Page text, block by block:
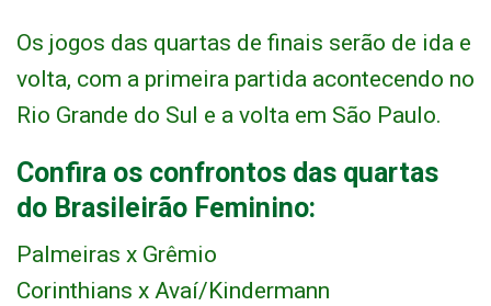
Os jogos das quartas de finais serão de ida e
volta, com a primeira partida acontecendo no
Rio Grande do Sul e a volta em São Paulo.
Confira os confrontos das quartas
do Brasileirão Feminino:
Palmeiras x Grêmio
Corinthians x Avaí/Kindermann